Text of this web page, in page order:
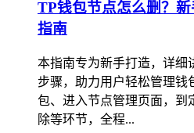
TP钱包节点怎么删？
指南
本指南专为新手打造，详细
步骤，助力用户轻松管理钱
包、进入节点管理页面，到
除等环节，全程...